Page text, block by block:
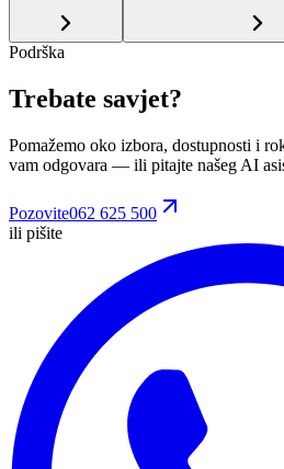
Podrška
Trebate savjet?
Pomažemo oko izbora, dostupnosti i
vam odgovara — ili pitajte našeg AI
Pozovite062 625 500
ili pišite